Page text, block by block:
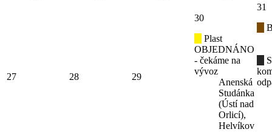
27 28 29
30
Plast
OBJEDNÁNO
- čekáme na
vývoz
Anenská
Studánka
(Ústí nad
Orlicí),
Helvíkov
31